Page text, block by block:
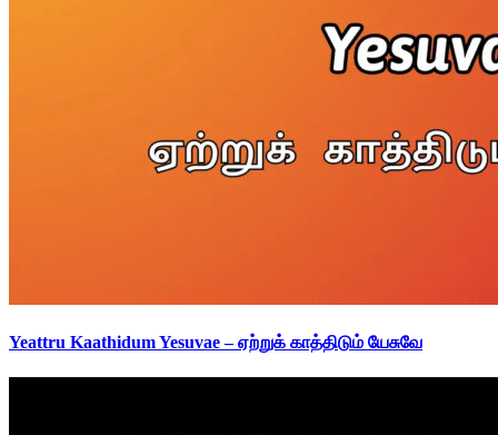
Yeattru Kaathidum Yesuvae – ஏற்றுக் காத்திடும் யேசுவே